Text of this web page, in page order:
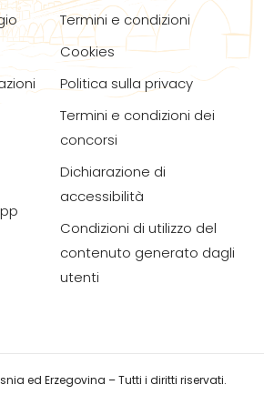
Termini e condizioni
Cookies
Politica sulla privacy
Termini e condizioni dei
concorsi
Dichiarazione di
accessibilità
Condizioni di utilizzo del
contenuto generato dagli
utenti
ed Erzegovina – Tutti i diritti riservati.